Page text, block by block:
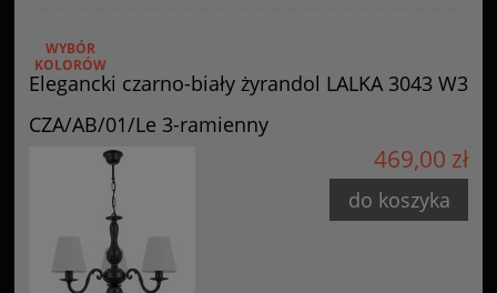
Elegancki czarno-biały żyrandol LALKA 3043 W3
CZA/AB/01/Le 3-ramienny
WYBÓR
KOLORÓW
469,00 zł
do koszyka